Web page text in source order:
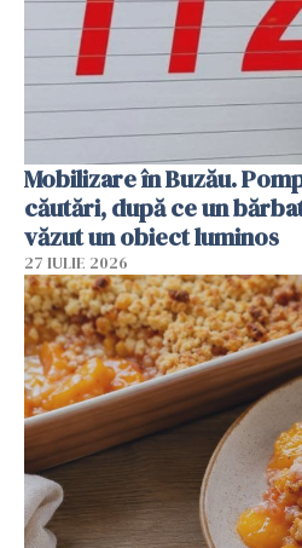
Mobilizare în Buzău.
căutări, după ce un
văzut un obiect luminos
27 IULIE 2026